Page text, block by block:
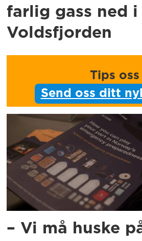
farlig gass ned i
Voldsfjorden
Tips oss
Send oss ditt
– Vi må huske